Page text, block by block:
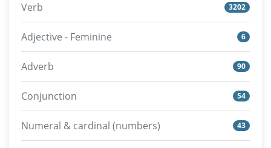
Verb 3202
Adjective - Feminine 6
Adverb 90
Conjunction 54
Numeral & cardinal (numbers) 43